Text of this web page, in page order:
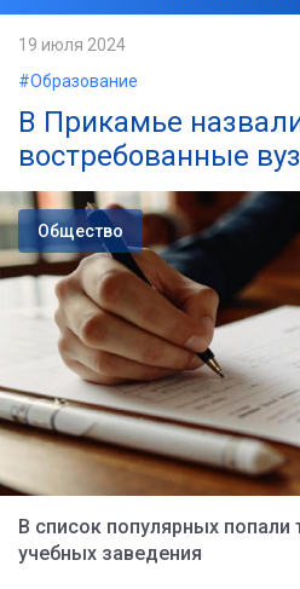
19 июля 2024
#Образование
В Прикамье
востребованные
Общество
В список популярных
учебных заведения